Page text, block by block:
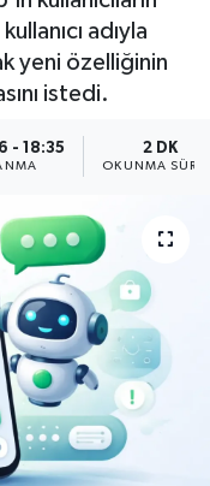
adıyla
yeni özelliğinin
istedi.
- 18:35 2 DK
OKUNMA